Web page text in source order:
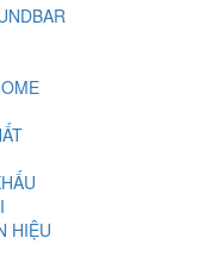
HIỆU